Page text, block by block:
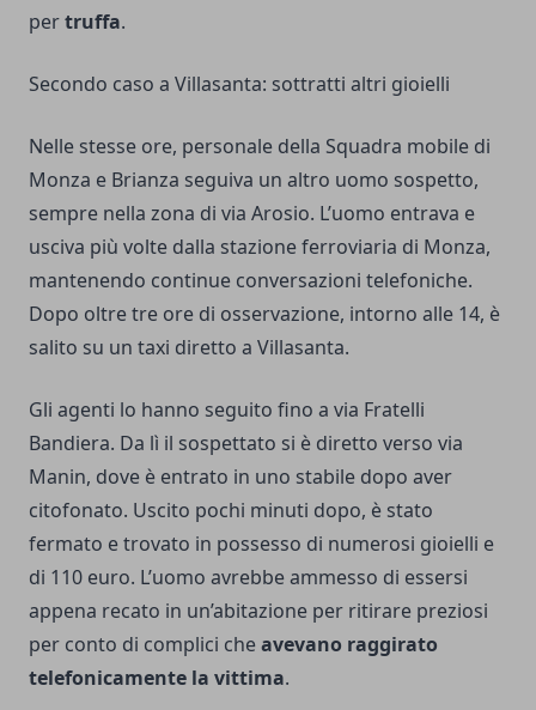
pertruffa.
Secondo caso a Villasanta: sottratti altri gioielli
Nelle stesse ore, personale della Squadra mobile di
Monza e Brianza seguiva un altro uomo sospetto,
sempre nella zona di via Arosio. L’uomo entrava e
usciva più volte dalla stazione ferroviaria di Monza,
mantenendo continue conversazioni telefoniche.
Dopo oltre tre ore di osservazione, intorno alle 14, è
salito su un taxi diretto a Villasanta.
Gli agenti lo hanno seguito fino a via Fratelli
Bandiera. Da lì il sospettato si è diretto verso via
Manin, dove è entrato in uno stabile dopo aver
citofonato. Uscito pochi minuti dopo, è stato
fermato e trovato in possesso di numerosi gioielli e
di 110 euro. L’uomo avrebbe ammesso di essersi
appena recato in un’abitazione per ritirare preziosi
per conto di complici cheavevano raggirato
telefonicamente la vittima.